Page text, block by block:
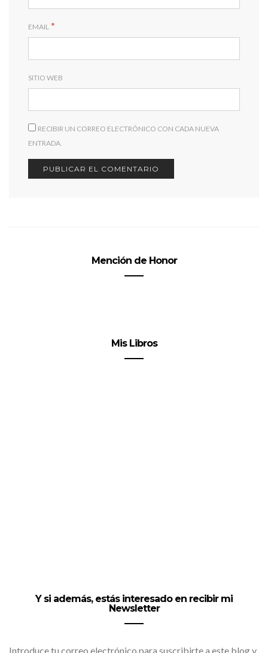
EMAIL *
SITIO WEB
RECIBIR UN CORREO ELECTRÓNICO CON CADA NUEVA
ENTRADA.
Mención de Honor
Mis Libros
Y si además, estás interesado en recibir mi
Newsletter
Introduce tu correo electrónico para suscribirte a este blog y